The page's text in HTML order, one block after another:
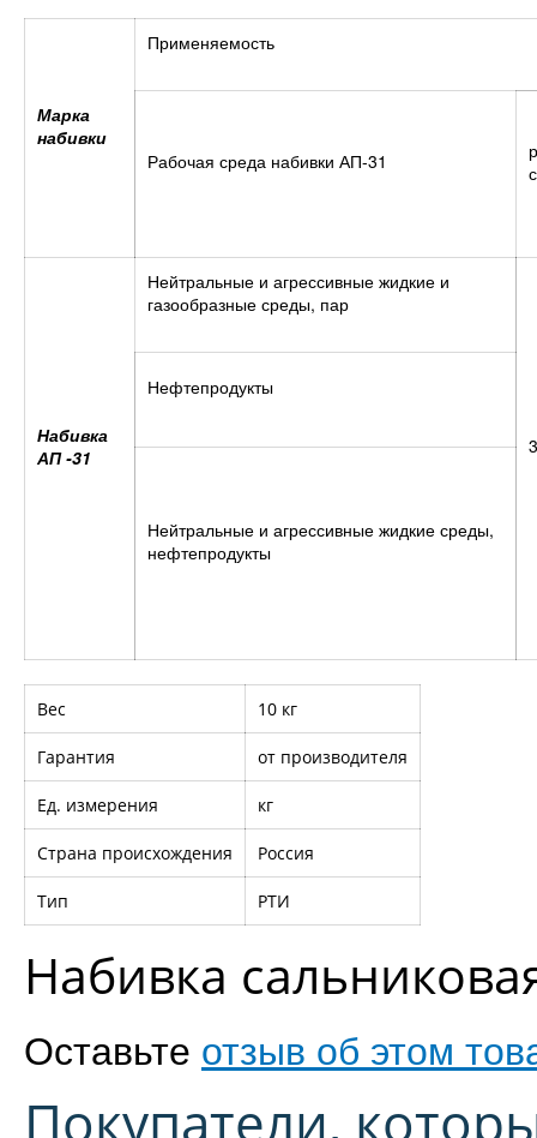
Марка
набивки
Применяемость
Рабочая среда набивки АП-31
Набивка
АП -31
Нейтральные и агрессивные жидкие и
газообразные среды, пар
Нефтепродукты
Нейтральные и агрессивные жидкие среды,
нефтепродукты
Вес 10 кг
Гарантия от производителя
Ед. измерения кг
Страна происхождения Россия
Тип РТИ
Набивка
Оставьте отзыв об этом
Покупатели,